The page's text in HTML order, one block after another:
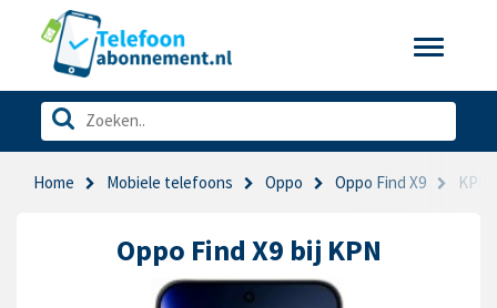
Toggle
Home Mobiele telefoons Oppo Oppo Find X9 KPN
Oppo Find X9 bij KPN